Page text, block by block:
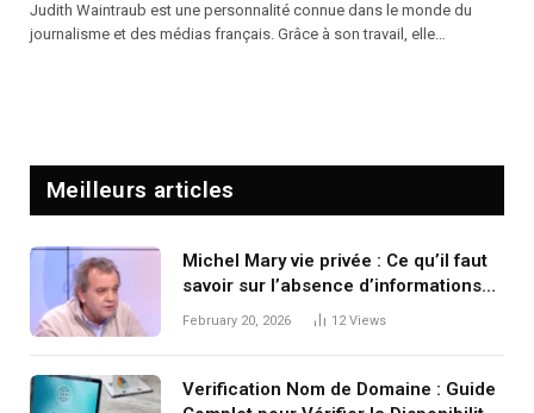
Judith Waintraub est une personnalité connue dans le monde du
journalisme et des médias français. Grâce à son travail, elle…
Meilleurs articles
Michel Mary vie privée : Ce qu’il faut
savoir sur l’absence d’informations
publiques
February 20, 2026 12Views
Verification Nom de Domaine : Guide